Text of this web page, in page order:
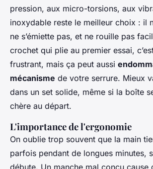
pression, aux micro-torsions, aux
inoxydable reste le meilleur choix : il
ne s’émiette pas, et ne rouille pas
crochet qui plie au premier essai,
frustrant, mais ça peut aussi
mécanisme de votre serrure. Mieux
dans un set solide, même si la boîte
chère au départ.
L'importance de l'ergonomie
On oublie trop souvent que la main
parfois pendant de longues minutes,
débute. Un manche mal conçu cause